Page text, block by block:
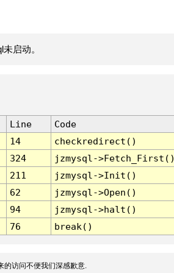
启动。
Line
Code
14
checkredirect()
324
jzmysql-
211
jzmysql->Init()
62
jzmysql->Open()
94
jzmysql->halt()
76
break()
的访问不便我们深感歉意.